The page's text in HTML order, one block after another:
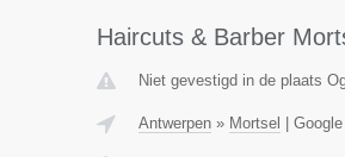
Haircuts & Barber
Niet gevestigd in de plaats
Antwerpen» Mortsel